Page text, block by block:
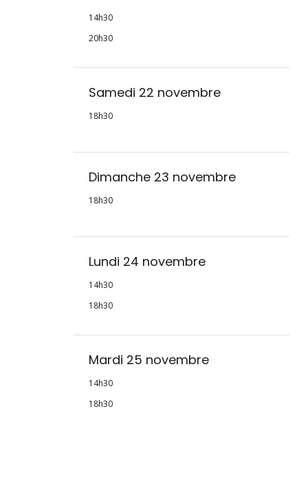
14h30
20h30
Samedi 22 novembre
18h30
Dimanche 23 novembre
18h30
Lundi 24 novembre
14h30
18h30
Mardi 25 novembre
14h30
18h30